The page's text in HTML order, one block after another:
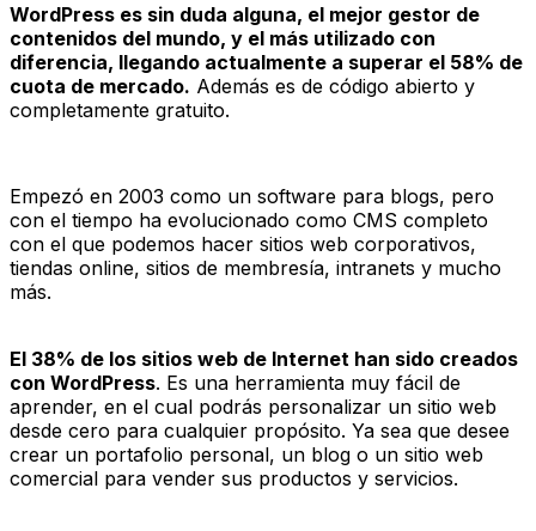
WordPress es sin duda alguna, el mejor gestor de
contenidos del mundo, y el más utilizado con
diferencia, llegando actualmente a superar el 58% de
cuota de mercado. Además es de código abierto y
completamente gratuito.
Empezó en 2003 como un software para blogs, pero
con el tiempo ha evolucionado como CMS completo
con el que podemos hacer sitios web corporativos,
tiendas online, sitios de membresía, intranets y mucho
más.
El 38% de los sitios web de Internet han sido creados
con WordPress. Es una herramienta muy fácil de
aprender, en el cual podrás personalizar un sitio web
desde cero para cualquier propósito. Ya sea que desee
crear un portafolio personal, un blog o un sitio web
comercial para vender sus productos y servicios.